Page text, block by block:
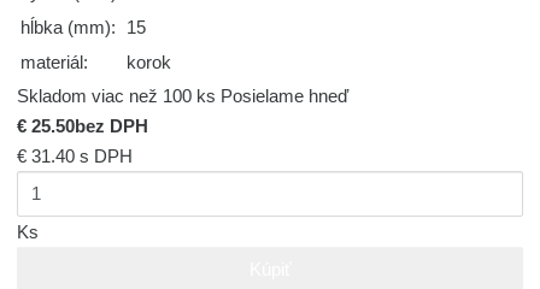
hĺbka (mm):
15
materiál:
korok
Skladom viac než 100 ks Posielame hneď
€ 25.50bez DPH
€ 31.40s DPH
Ks